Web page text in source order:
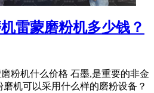
雷蒙磨粉机多少钱？
粉机什么价格 石墨,是重要的非金
机可以采用什么样的磨粉设备？